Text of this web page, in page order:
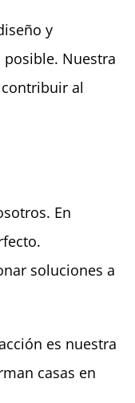
y
Nuestra
al
En
soluciones a
es nuestra
casas en